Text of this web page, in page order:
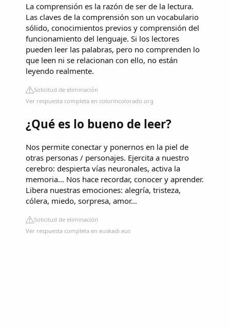
La comprensión es la razón de ser de la lectura.
Las claves de la comprensión son un vocabulario
sólido, conocimientos previos y comprensión del
funcionamiento del lenguaje. Si los lectores
pueden leer las palabras, pero no comprenden lo
que leen ni se relacionan con ello, no están
leyendo realmente.
Solicitud de eliminación
Ver respuesta completa en colorincolorado.org
¿Qué es lo bueno de leer?
Nos permite conectar y ponernos en la piel de
otras personas / personajes. Ejercita a nuestro
cerebro: despierta vías neuronales, activa la
memoria… Nos hace recordar, conocer y aprender.
Libera nuestras emociones: alegría, tristeza,
cólera, miedo, sorpresa, amor…
Solicitud de eliminación
Ver respuesta completa en euskadi.eus